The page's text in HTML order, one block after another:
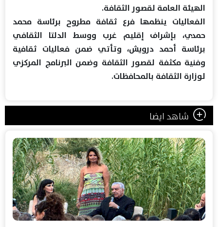
الهيئة العامة لقصور الثقافة.
الفعاليات ينظمها فرع ثقافة مطروح برئاسة محمد
حمدي، بإشراف إقليم غرب ووسط الدلتا الثقافي
برئاسة أحمد درويش، وتأتي ضمن فعاليات ثقافية
وفنية مكثفة لقصور الثقافة وضمن البرنامج المركزي
لوزارة الثقافة بالمحافظات.
شاهد ايضا